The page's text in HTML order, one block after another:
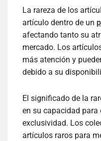
La rareza de los
artículo dentro de un
afectando tanto su
mercado. Los
más atención y
debido a su
El significado de la
en su capacidad para
exclusividad. Los
artículos raros para